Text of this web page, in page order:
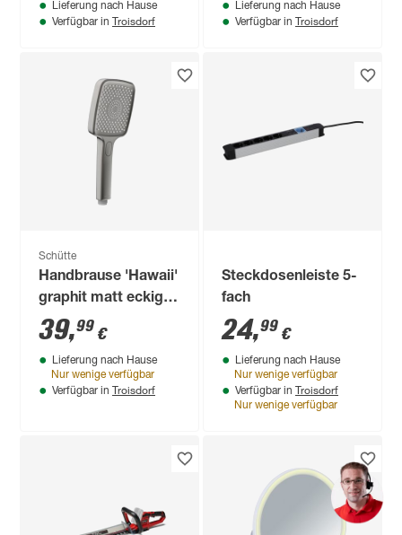
Lieferung nach Hause
Verfügbar in Troisdorf
Lieferung nach Hause
Verfügbar in Troisdorf
Schütte
Handbrause 'Hawaii'
graphit matt eckig, 3
Strahlarten
39,99 €
Lieferung nach Hause
Nur wenige verfügbar
Verfügbar in Troisdorf
Steckdosenleiste 5-
fach
24,99 €
Lieferung nach Hause
Nur wenige verfügbar
Verfügbar in Troisdorf
Nur wenige verfügbar